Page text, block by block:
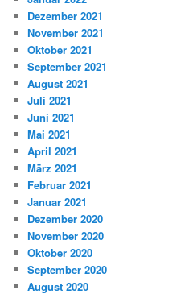
Dezember 2021
November 2021
Oktober 2021
September 2021
August 2021
Juli 2021
Juni 2021
Mai 2021
April 2021
März 2021
Februar 2021
Januar 2021
Dezember 2020
November 2020
Oktober 2020
September 2020
August 2020